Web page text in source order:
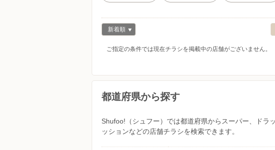
新着順
ご指定の条件では現在チラシを掲載中の店舗がございません。
都道府県から探す
Shufoo!（シュフー）では都道府県からスーパー、ドラ
ッションなどの店舗チラシを検索できます。